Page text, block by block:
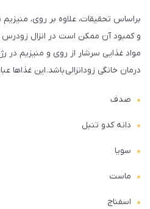
براساس تحقیقات، علاوه بر روی،
و کمبود آن ممکن است در انزال زودرس
مواد غذایی سرشار از روی و منیزیم در
درمان خانگی زودانزالی باشد. این غذاها
صدف
دانه کدو تنبل
سویا
ماست
اسفناج